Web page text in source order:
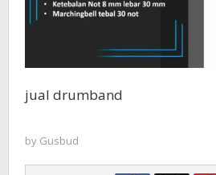
jual drumband
by Gusbud